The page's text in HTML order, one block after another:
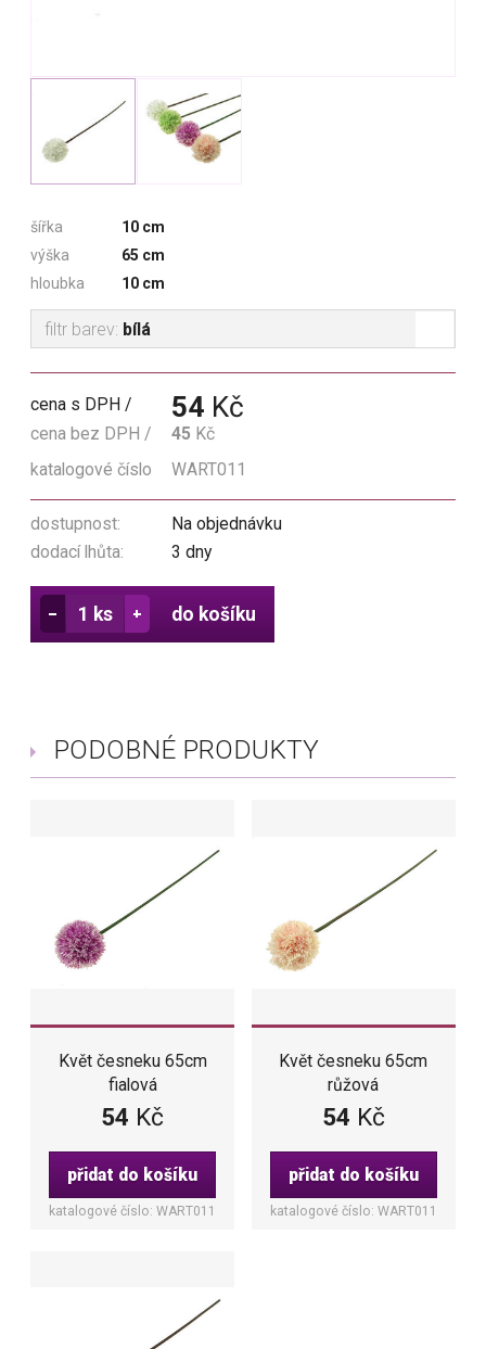
šířka
10 cm
výška
65 cm
hloubka
10 cm
filtr barev: bílá
cena s DPH 54 Kč
cena bez DPH 45 Kč
katalogové číslo
WART011
dostupnost:
Na objednávku
dodací lhůta:
3 dny
do košíku
PODOBNÉ PRODUKTY
Květ česneku 65cm
fialová
54 Kč
přidat do košíku
katalogové číslo: WART011
Květ česneku 65cm
růžová
54 Kč
přidat do košíku
katalogové číslo: WART011